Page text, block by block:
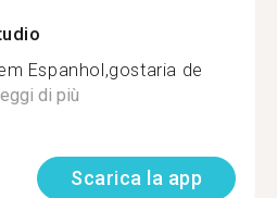
Espanhol,gostaria de
di più
Scarica la app